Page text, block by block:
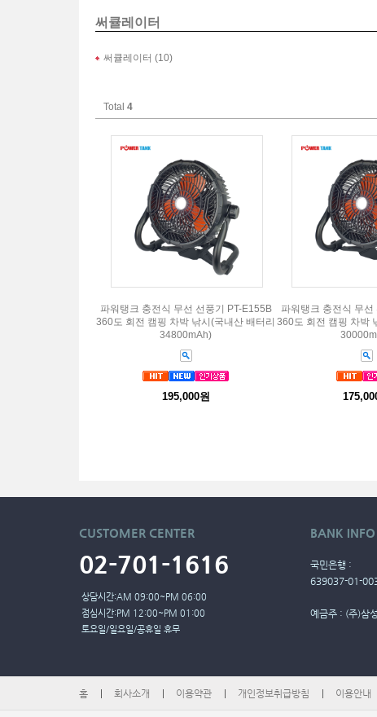
써큘레이터
써큘레이터 (10)
Total 4
파워탱크 충전식 무선 선풍기 PT-E155B
360도 회전 캠핑 차박 낚시(국내산 배터리
34800mAh)
195,000원
파워탱크 충전식 무선
360도 회전 캠핑 차박
CUSTOMER CENTER
02-701-1616
상담시간:AM 09:00~PM 06:00
점심시간:PM 12:00~PM 01:00
토요일/일요일/공휴일 휴무
BANK INFO
국민은행 :
639037-01-
예금주 : (주)삼
홈 회사소개 이용약관 개인정보취급방침 이용안내